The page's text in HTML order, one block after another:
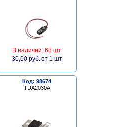
В наличии: 68 шт
30,00 руб. от 1 шт
Код: 98674
TDA2030A